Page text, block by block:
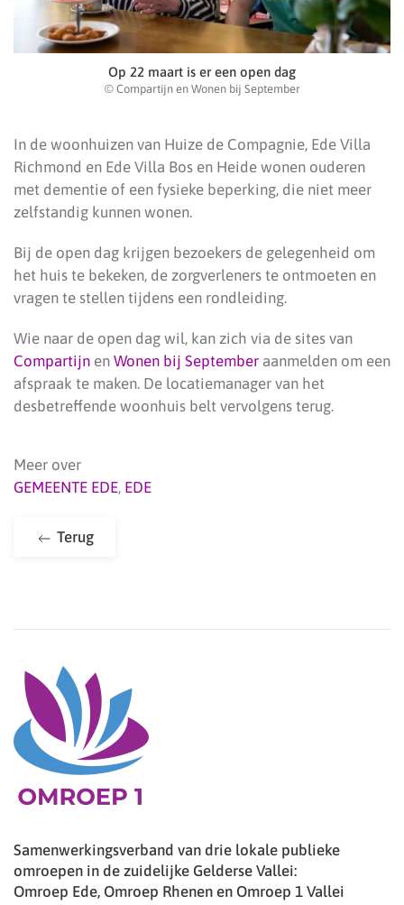
Op 22 maart is er een open dag
© Compartijn en Wonen bij September
In de woonhuizen van Huize de Compagnie, Ede Villa
Richmond en Ede Villa Bos en Heide wonen ouderen
met dementie of een fysieke beperking, die niet meer
zelfstandig kunnen wonen.
Bij de open dag krijgen bezoekers de gelegenheid om
het huis te bekeken, de zorgverleners te ontmoeten en
vragen te stellen tijdens een rondleiding.
Wie naar de open dag wil, kan zich via de sites van
Compartijn en Wonen bij September aanmelden om een
afspraak te maken. De locatiemanager van het
desbetreffende woonhuis belt vervolgens terug.
Meer over
GEMEENTE EDE, EDE
Terug
Samenwerkingsverband van drie lokale publieke
omroepen in de zuidelijke Gelderse Vallei:
Omroep Ede, Omroep Rhenen en Omroep 1 Vallei